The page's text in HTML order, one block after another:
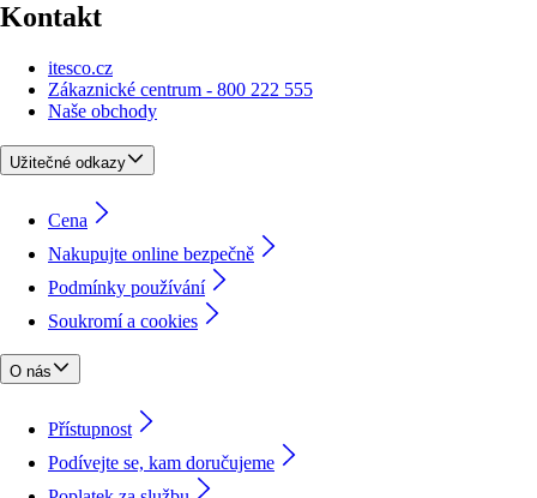
Kontakt
itesco.cz
Zákaznické centrum - 800 222 555
Naše obchody
Užitečné odkazy
Cena
Nakupujte online bezpečně
Podmínky používání
Soukromí a cookies
O nás
Přístupnost
Podívejte se, kam doručujeme